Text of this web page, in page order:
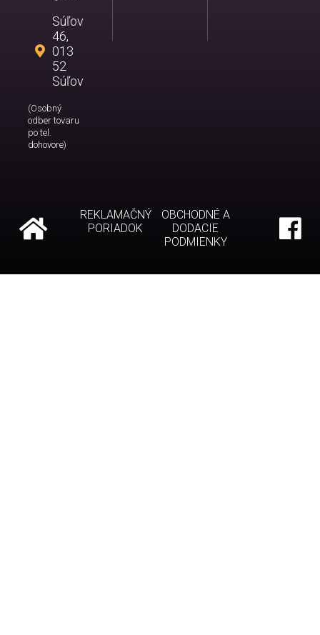
Súľov
46,
013
52
Súľov
(Osobný
odber tovaru
po tel.
dohovore)
REKLAMAČNÝ
PORIADOK
OBCHODNÉ A
DODACIE
PODMIENKY